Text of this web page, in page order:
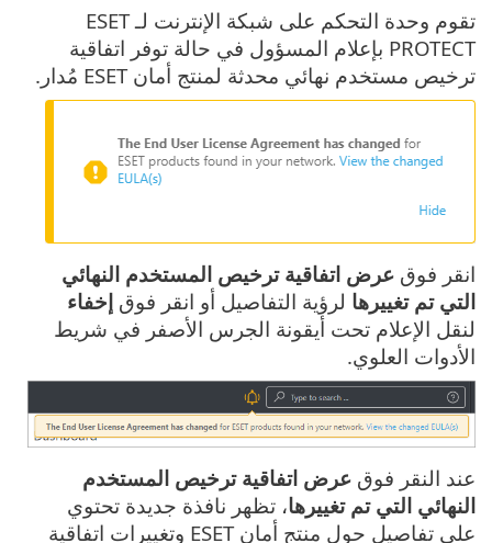
تقوم وحدة التحكم على شبكة الإنترنت لـ ESET
PROTECT بإعلام المسؤول في حالة توفر اتفاقية
ترخيص مستخدم نهائي محدثة لمنتج أمان ESET مُدار.
انقر فوق عرض اتفاقية ترخيص المستخدم النهائي
التي تم تغييرها لرؤية التفاصيل أو انقر فوق إخفاء
لنقل الإعلام تحت أيقونة الجرس الأصفر في شريط
الأدوات العلوي.
عند النقر فوق عرض اتفاقية ترخيص المستخدم
النهائي التي تم تغييرها، تظهر نافذة جديدة تحتوي
على تفاصيل حول منتج أمان ESET وتغييرات اتفاقية